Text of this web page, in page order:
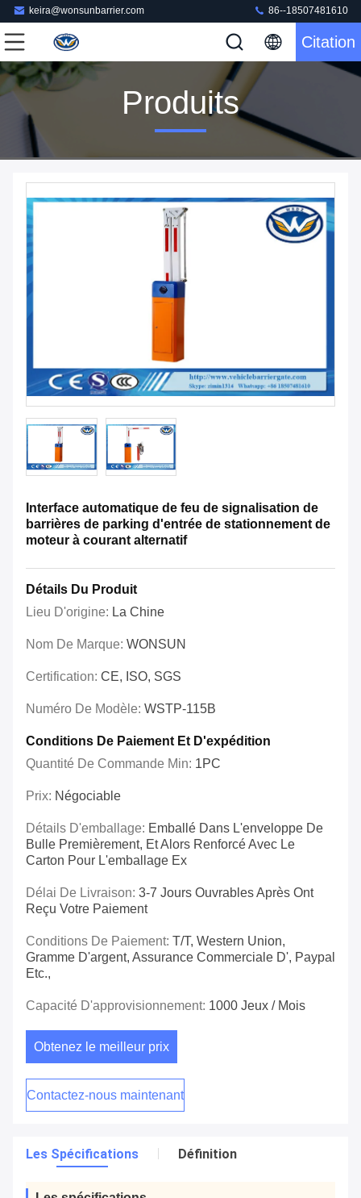
keira@wonsunbarrier.com 86--18507481610
Citation
Produits
Interface automatique de feu de signalisation de
barrières de parking d'entrée de stationnement de
moteur à courant alternatif
Détails Du Produit
Lieu D'origine: La Chine
Nom De Marque: WONSUN
Certification: CE, ISO, SGS
Numéro De Modèle: WSTP-115B
Conditions De Paiement Et D'expédition
Quantité De Commande Min: 1PC
Prix: Négociable
Détails D'emballage: Emballé Dans L'enveloppe De
Bulle Premièrement, Et Alors Renforcé Avec Le
Carton Pour L'emballage Ex
Délai De Livraison: 3-7 Jours Ouvrables Après Ont
Reçu Votre Paiement
Conditions De Paiement: T/T, Western Union,
Gramme D'argent, Assurance Commerciale D', Paypal
Etc.,
Capacité D'approvisionnement: 1000 Jeux / Mois
Obtenez le meilleur prix
Contactez-nous maintenant
Les Spécifications Définition